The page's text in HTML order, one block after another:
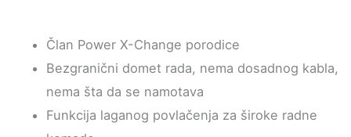
Član Power X-Change porodice
Bezgranični domet rada, nema dosadnog kabla,
nema šta da se namotava
Funkcija laganog povlačenja za široke radne